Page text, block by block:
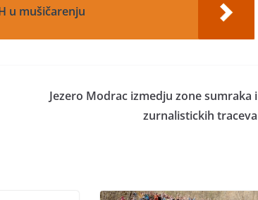
u mušičarenju
Jezero Modrac izmedju zone sumraka i
zurnalistickih traceva